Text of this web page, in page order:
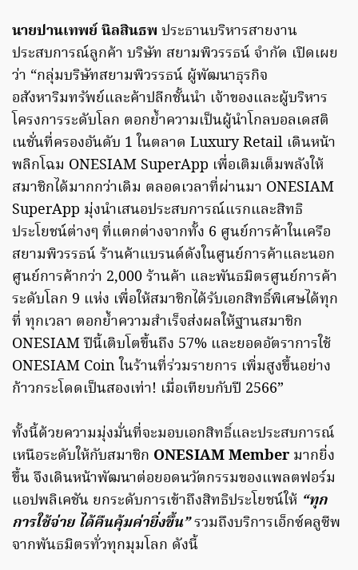
นายปานเทพย์ นิลสินธพ ประธานบริหารสายงาน
ประสบการณ์ลูกค้า บริษัท สยามพิวรรธน์ จำกัด เปิดเผย
ว่า “กลุ่มบริษัทสยามพิวรรธน์ ผู้พัฒนาธุรกิจ
อสังหาริมทรัพย์และค้าปลีกชั้นนำ เจ้าของและผู้บริหาร
โครงการระดับโลก ตอกย้ำความเป็นผู้นำโกลบอลเดสติ
เนชั่นที่ครองอันดับ 1 ในตลาด Luxury Retail เดินหน้า
พลิกโฉม ONESIAM SuperApp เพื่อเติมเต็มพลังให้
สมาชิกได้มากกว่าเดิม ตลอดเวลาที่ผ่านมา ONESIAM
SuperApp มุ่งนำเสนอประสบการณ์แรกและสิทธิ
ประโยชน์ต่างๆ ที่แตกต่างจากทั้ง 6 ศูนย์การค้าในเครือ
สยามพิวรรธน์ ร้านค้าแบรนด์ดังในศูนย์การค้าและนอก
ศูนย์การค้ากว่า 2,000 ร้านค้า และพันธมิตรศูนย์การค้า
ระดับโลก 9 แห่ง เพื่อให้สมาชิกได้รับเอกสิทธิ์พิเศษได้ทุก
ที่ ทุกเวลา ตอกย้ำความสำเร็จส่งผลให้ฐานสมาชิก
ONESIAM ปีนี้เติบโตขึ้นถึง 57% และยอดอัตราการใช้
ONESIAM Coin ในร้านที่ร่วมรายการ เพิ่มสูงขึ้นอย่าง
ก้าวกระโดดเป็นสองเท่า! เมื่อเทียบกับปี 2566”
ทั้งนี้ด้วยความมุ่งมั่นที่จะมอบเอกสิทธิ์และประสบการณ์
เหนือระดับให้กับสมาชิก ONESIAM Member มากยิ่ง
ขึ้น จึงเดินหน้าพัฒนาต่อยอดนวัตกรรมของแพลตฟอร์ม
แอปพลิเคชัน ยกระดับการเข้าถึงสิทธิประโยชน์ให้ “ทุก
การใช้จ่าย ได้คืนคุ้มค่ายิ่งขึ้น”รวมถึงบริการเอ็กซ์คลูซีพ
จากพันธมิตรทั่วทุกมุมโลก ดังนี้